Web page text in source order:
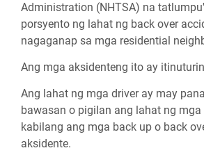
Administration (NHTSA) na
porsyento ng lahat ng back over
nagaganap sa mga residential
Ang mga aksidenteng ito ay
Ang lahat ng mga driver ay may
bawasan o pigilan ang lahat ng mga
kabilang ang mga back up o back
aksidente.